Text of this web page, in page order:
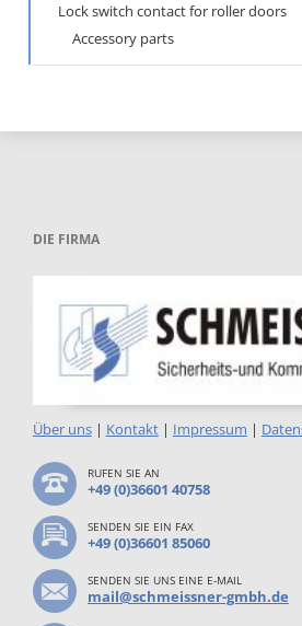
Lock switch contact for roller doors
Accessory parts
DIE FIRMA
Über uns| Kontakt| Impressum |
RUFEN SIE AN
+49 (0)36601 40758
SENDEN SIE EIN FAX
+49 (0)36601 85060
SENDEN SIE UNS EINE E-MAIL
mail@schmeissner-gmbh.de